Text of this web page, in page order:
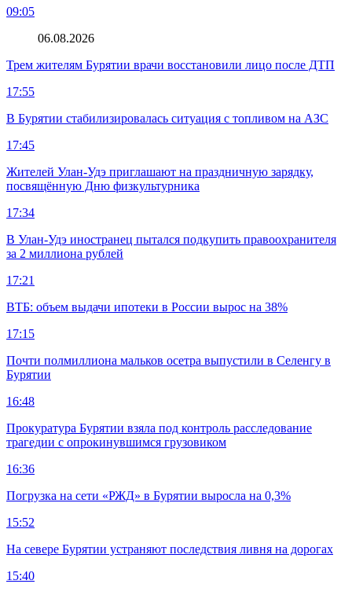
09:05
06.08.2026
Трем жителям Бурятии врачи восстановили лицо после ДТП
17:55
В Бурятии стабилизировалась ситуация с топливом на АЗС
17:45
Жителей Улан-Удэ приглашают на праздничную зарядку,
посвящённую Дню физкультурника
17:34
В Улан-Удэ иностранец пытался подкупить правоохранителя
за 2 миллиона рублей
17:21
ВТБ: объем выдачи ипотеки в России вырос на 38%
17:15
Почти полмиллиона мальков осетра выпустили в Селенгу в
Бурятии
16:48
Прокуратура Бурятии взяла под контроль расследование
трагедии с опрокинувшимся грузовиком
16:36
Погрузка на сети «РЖД» в Бурятии выросла на 0,3%
15:52
На севере Бурятии устраняют последствия ливня на дорогах
15:40